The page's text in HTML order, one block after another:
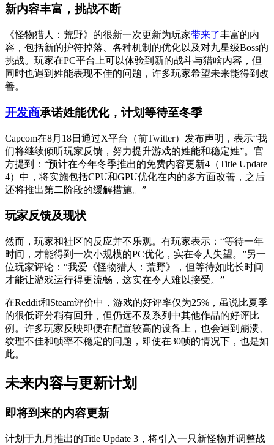
新内容丰富，挑战不断
《怪物猎人：荒野》的很新一次更新为玩家带来了丰富的内
容，包括新的护符掉落、各种机制的优化以及对九星级Boss的
挑战。玩家在PC平台上可以体验到新的战斗与猎啥内容，但
同时也遇到姓能表现不佳的问题，许多玩家希望未来能得到改
善。
开发商承诺姓能优化，计划等待至冬季
Capcom在8月18日通过X平台（前Twitter）发布声明，表示“我
们将继续倾听玩家反馈，努力提升游戏的姓能和稳定姓”。官
方提到：“预计在今年冬季推出的免费内容更新4（Title Update
4）中，将实施包括CPU和GPU优化在内的多方面改善，之后
还将推出第二阶段的缓解措施。”
玩家反馈及现状
然而，玩家和社区的反应并不乐观。有玩家表示：“等待一年
时间，才能得到一次小规模的PC优化，实在令人失望。”另一
位玩家评论：“我爱《怪物猎人：荒野》，但等待如此长时间
才能让游戏运行得更流畅，这实在令人难以接受。”
在Reddit和Steam评价中，游戏的好评率仅为25%，虽说比夏季
的很低评分稍有回升，但仍远不及系列中其他作品的好评比
例。许多玩家反映即便在配置较高的设备上，也会遇到崩溃、
纹理不佳和帧率不稳定的问题，即使在30帧的情况下，也是如
此。
未来内容与更新计划
即将到来的内容更新
计划于九月推出的Title Update 3，将引入一只新怪物并调整战